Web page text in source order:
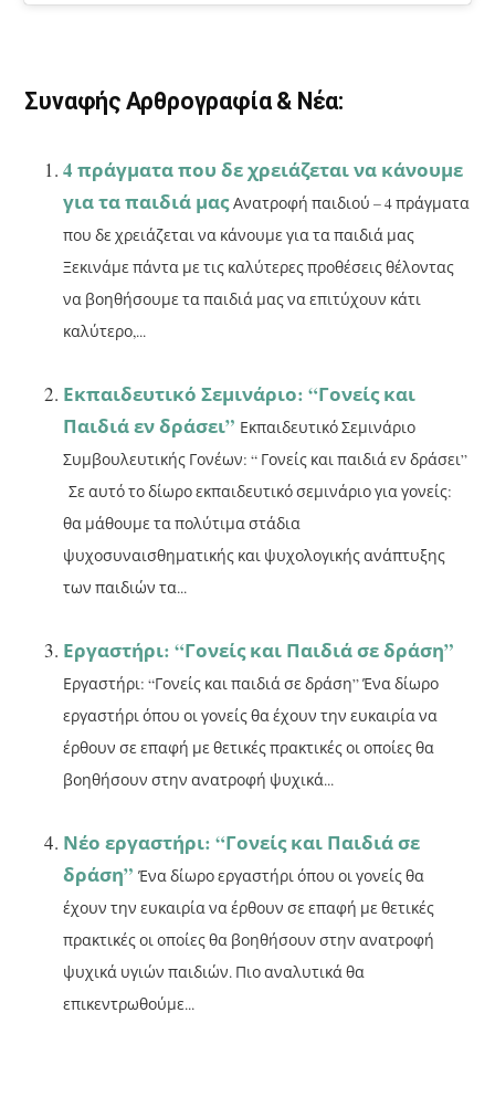
σ
ίτ
ε
Συναφής Αρθρογραφία & Νέα:
4 πράγματα που δε χρειάζεται να κάνουμε
για τα παιδιά μας Ανατροφή παιδιού – 4 πράγματα
που δε χρειάζεται να κάνουμε για τα παιδιά μας
Ξεκινάμε πάντα με τις καλύτερες προθέσεις θέλοντας
να βοηθήσουμε τα παιδιά μας να επιτύχουν κάτι
καλύτερο,...
Εκπαιδευτικό Σεμινάριο: “Γονείς και
Παιδιά εν δράσει” Εκπαιδευτικό Σεμινάριο
Συμβουλευτικής Γονέων: “ Γονείς και παιδιά εν δράσει”
Σε αυτό το δίωρο εκπαιδευτικό σεμινάριο για γονείς:
θα μάθουμε τα πολύτιμα στάδια
ψυχοσυναισθηματικής και ψυχολογικής ανάπτυξης
των παιδιών τα...
Εργαστήρι: “Γονείς και Παιδιά σε δράση”
Εργαστήρι: “Γονείς και παιδιά σε δράση” Ένα δίωρο
εργαστήρι όπου οι γονείς θα έχουν την ευκαιρία να
έρθουν σε επαφή με θετικές πρακτικές οι οποίες θα
βοηθήσουν στην ανατροφή ψυχικά...
Νέο εργαστήρι: “Γονείς και Παιδιά σε
δράση” Ένα δίωρο εργαστήρι όπου οι γονείς θα
έχουν την ευκαιρία να έρθουν σε επαφή με θετικές
πρακτικές οι οποίες θα βοηθήσουν στην ανατροφή
ψυχικά υγιών παιδιών. Πιο αναλυτικά θα
επικεντρωθούμε...